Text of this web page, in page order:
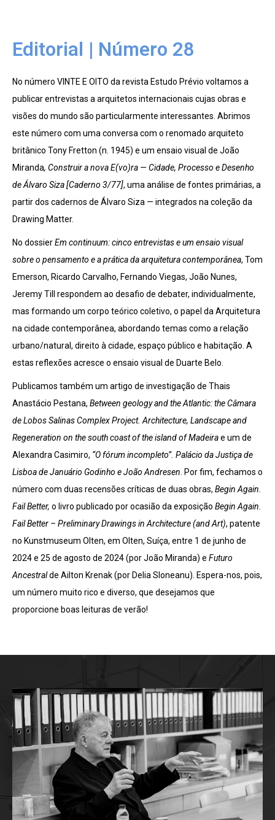
Editorial | Número 28
No número VINTE E OITO da revista Estudo Prévio voltamos a
publicar entrevistas a arquitetos internacionais cujas obras e
visões do mundo são particularmente interessantes. Abrimos
este número com uma conversa com o renomado arquiteto
britânico Tony Fretton (n. 1945) e um ensaio visual de João
Miranda, Construir a nova E(vo)ra — Cidade, Processo e Desenho
de Álvaro Siza [Caderno 3/77], uma análise de fontes primárias, a
partir dos cadernos de Álvaro Siza — integrados na coleção da
Drawing Matter.
No dossierEm continuum: cinco entrevistas e um ensaio visual
sobre o pensamento e a prática da arquitetura contemporânea, Tom
Emerson, Ricardo Carvalho, Fernando Viegas, João Nunes,
Jeremy Till respondem ao desafio de debater, individualmente,
mas formando um corpo teórico coletivo, o papel da Arquitetura
na cidade contemporânea, abordando temas como a relação
urbano/natural, direito à cidade, espaço público e habitação. A
estas reflexões acresce o ensaio visual de Duarte Belo.
Publicamos também um artigo de investigação de Thais
Anastácio Pestana, Between geology and the Atlantic: the Câmara
de Lobos Salinas Complex Project. Architecture, Landscape and
Regeneration on the south coast of the island of Madeirae um de
Alexandra Casimiro, “O fórum incompleto”. Palácio da Justiça de
Lisboa de Januário Godinho e João Andresen . Por fim, fechamos o
número com duas recensões críticas de duas obras, Begin Again.
Fail Better, o livro publicado por ocasião da exposição Begin Again.
Fail Better – Preliminary Drawings in Architecture (and Art), patente
no Kunstmuseum Olten, em Olten, Suíça, entre 1 de junho de
2024 e 25 de agosto de 2024 (por João Miranda) e Futuro
Ancestralde Ailton Krenak (por Delia Sloneanu). Espera-nos, pois,
um número muito rico e diverso, que desejamos que
proporcione boas leituras de verão!